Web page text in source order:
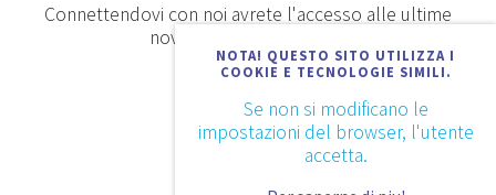
NOTA! QUESTO SITO UTILIZZA I
COOKIE E TECNOLOGIE SIMILI.
Se non si modificano le
impostazioni del browser, l'utente
accetta.
Connettendovi con noi avrete l'accesso alle ultime
novità, offerte e prodotti